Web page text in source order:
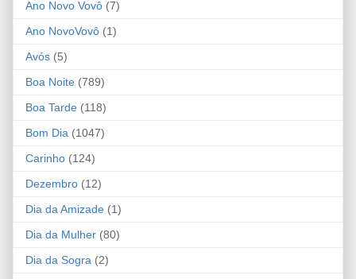
Ano Novo Vovô (7)
Ano NovoVovô (1)
Avós (5)
Boa Noite (789)
Boa Tarde (118)
Bom Dia (1047)
Carinho (124)
Dezembro (12)
Dia da Amizade (1)
Dia da Mulher (80)
Dia da Sogra (2)